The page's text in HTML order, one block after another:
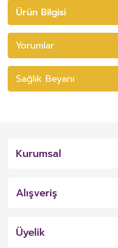
Ürün Bilgisi
Yorumlar
Sağlık Beyanı
Kurumsal
Alışveriş
Üyelik